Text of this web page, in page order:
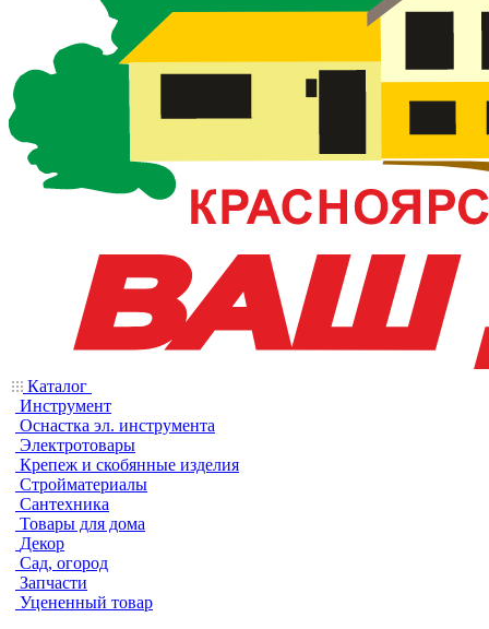
Каталог
Инструмент
Оснастка эл. инструмента
Электротовары
Крепеж и скобянные изделия
Стройматериалы
Сантехника
Товары для дома
Декор
Сад, огород
Запчасти
Уцененный товар